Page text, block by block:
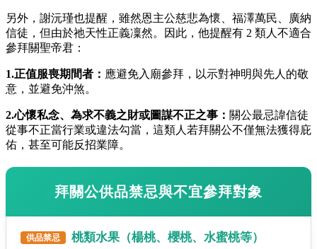
另外，謝沅瑾也提醒，雖然恩主公慈悲為懷、福澤萬民、廣納
信徒，但由於祂天性正義凜然。因此，他提醒有 2 類人不適合
參拜關聖帝君：
1.正值服喪期間者： 應避免入廟參拜，以示對神明與先人的敬
意，並避免沖煞。
2.心懷私念、為求不義之財或圖謀不正之事： 關公最忌諱信徒
從事不正當行業或違法勾當，這類人若拜關公不僅無法獲得庇
佑，甚至可能反招業障。
拜關公供品禁忌與不宜參拜對象
供品禁忌 桃類水果（楊桃、櫻桃、水蜜桃等）